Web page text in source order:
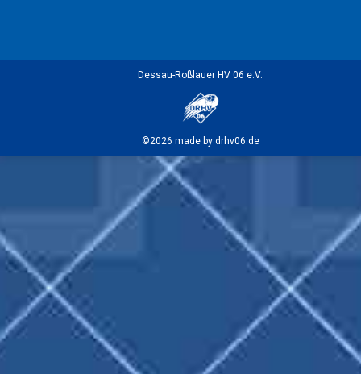
Dessau-Roßlauer HV 06 e.V.
©2026 made by drhv06.de